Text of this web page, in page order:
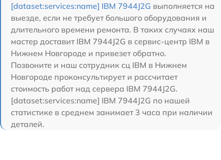
[dataset:services:name] IBM 7944J2G выполняется на
выезде, если не требует большого оборудования и
длительного времени ремонта. В таких случаях наш
мастер доставит IBM 7944J2G в сервис-центр IBM в
Нижнем Новгороде и привезет обратно.
Позвоните и наш сотрудник сц IBM в Нижнем
Новгороде проконсультирует и рассчитает
стоимость работ над сервера IBM 7944J2G.
[dataset:services:name] IBM 7944J2G по нашей
статистике в среднем занимает 3 часа при наличии
деталей.